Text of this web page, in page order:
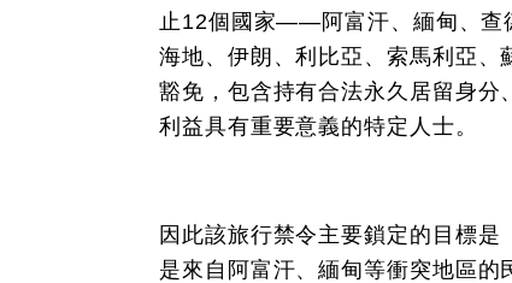
止12個國家——阿富汗、緬甸、查
海地、伊朗、利比亞、索馬利亞、
豁免，包含持有合法永久居留身分
利益具有重要意義的特定人士。
因此該旅行禁令主要鎖定的目標
是來自阿富汗、緬甸等衝突地區的